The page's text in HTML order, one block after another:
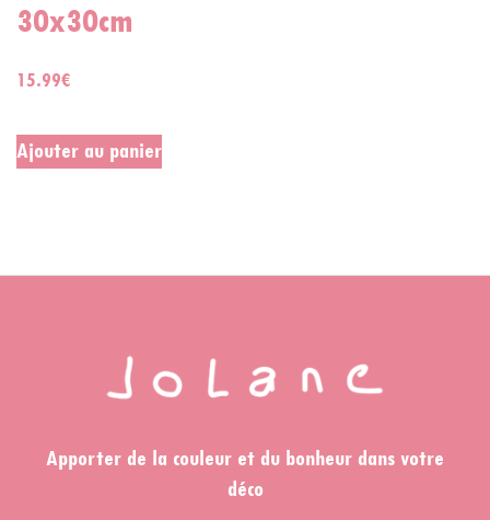
30x30cm
15.99€
Ajouter au panier
Apporter de la couleur et du bonheur dans votre
déco